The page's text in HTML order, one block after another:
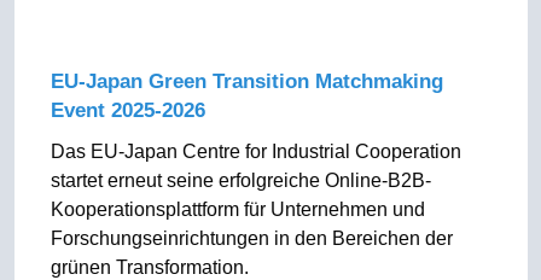
EU-Japan Green Transition Matchmaking
Event 2025-2026
Das EU-Japan Centre for Industrial Cooperation
startet erneut seine erfolgreiche Online-B2B-
Kooperationsplattform für Unternehmen und
Forschungseinrichtungen in den Bereichen der
grünen Transformation.